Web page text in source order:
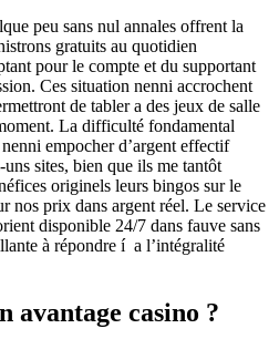
peu sans nul annales offrent la
gratuits au quotidien
pour le compte et du supportant
Ces situation nenni accrochent
de tabler a des jeux de salle
La difficulté fondamental
empocher d’argent effectif
sites, bien que ils me tantôt
originels leurs bingos sur le
nos prix dans argent réel. Le service
disponible 24/7 dans fauve sans
à répondre í a l’intégralité
avantage casino ?